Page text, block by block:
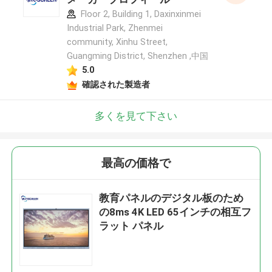
Floor 2, Building 1, Daxinxinmei
Industrial Park, Zhenmei
community, Xinhu Street,
Guangming District, Shenzhen ,中国
5.0
確認された製造者
多くを見て下さい
最高の価格で
教育パネルのデジタル板のため
の8ms 4K LED 65インチの相互フ
ラット パネル